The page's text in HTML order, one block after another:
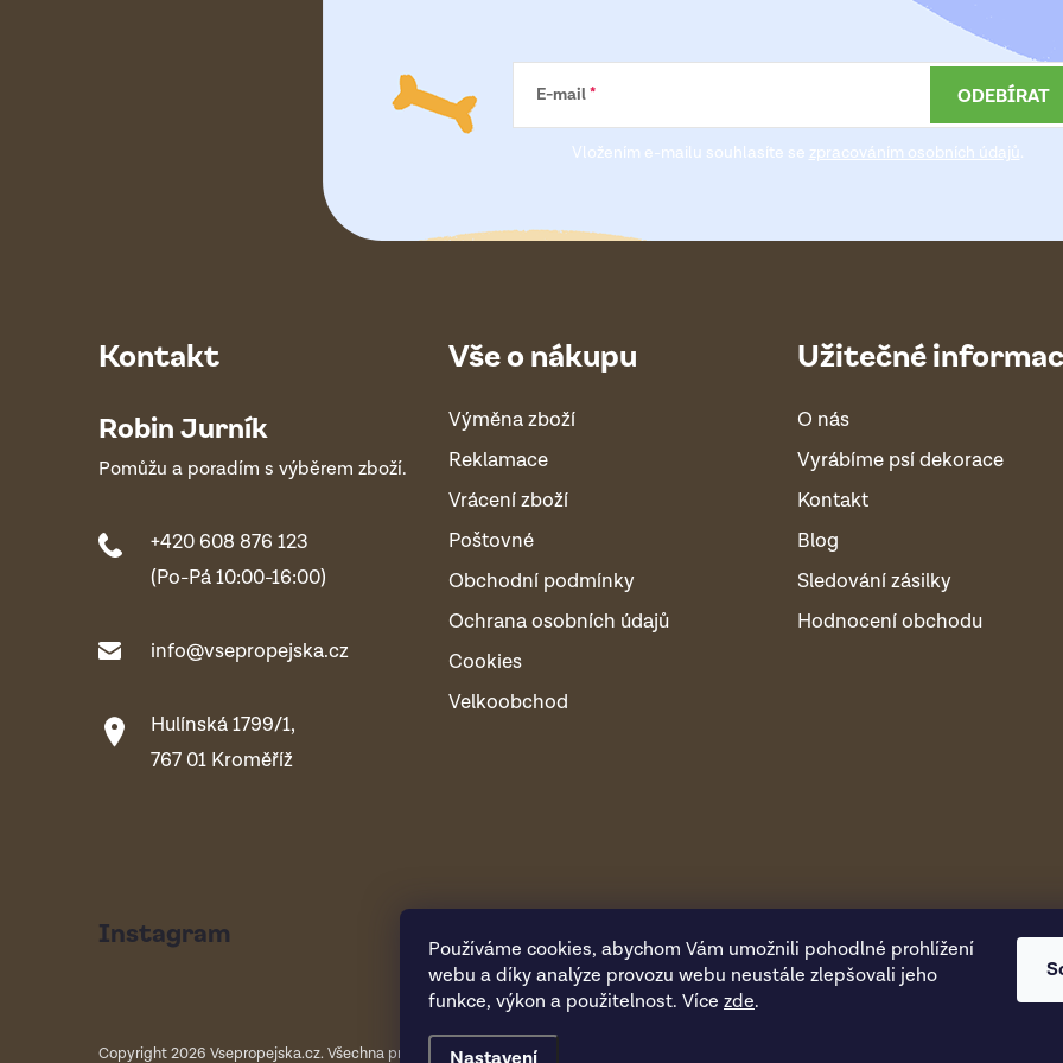
Používáme cookies, abychom Vám umožnili pohodlné prohlížení
webu a díky analýze provozu webu neustále zlepšovali jeho
funkce, výkon a použitelnost. Více zde.
E-mail
Vložením e-mailu souhlasíte se zpracováním osobních údajů.
ODEBÍRAT
Kontakt
Robin Jurník
Pomůžu a poradím s výběrem zboží.
+420 608 876 123
(Po-Pá 10:00-16:00)
info@vsepropejska.cz
Hulínská 1799/1,
767 01 Kroměříž
Vše o nákupu
Výměna zboží
Reklamace
Vrácení zboží
Poštovné
Obchodní podmínky
Ochrana osobních údajů
Cookies
Velkoobchod
Užitečné
O nás
Vyrábíme psí dekorace
Kontakt
Blog
Sledování zásilky
Hodnocení obchodu
Instagram
Copyright 2026 Vsepropejska.cz. Všechna práva vyhrazena.